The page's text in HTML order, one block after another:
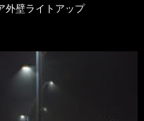
外壁ライトアップ